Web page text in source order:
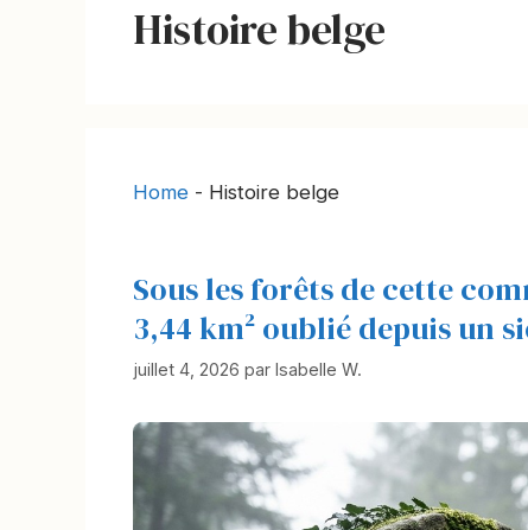
Histoire belge
Home - Histoire belge
Sous les forêts de cette
3,44 km² oublié depuis un
juillet 4, 2026 par Isabelle W.